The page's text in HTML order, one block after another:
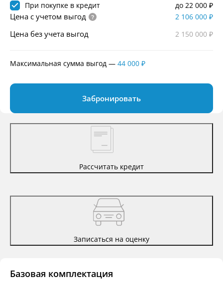
до 22 000 ₽
При покупке в кредит
Цена с учетом выгод 2 106 000 ₽
Цена без учета выгод 2 150 000 ₽
Максимальная сумма выгод — 44 000 ₽
Забронировать
Рассчитать кредит
Записаться на оценку
Базовая комплектация